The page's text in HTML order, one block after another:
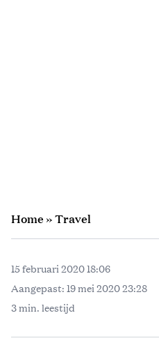
Home»Travel
15 februari 2020 18:06
Aangepast: 19 mei 2020 23:28
3 min. leestijd